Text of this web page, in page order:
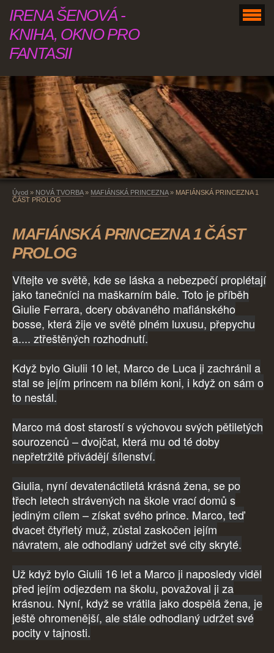
IRENA ŠENOVÁ -
KNIHA, OKNO PRO
FANTASII
Úvod » NOVÁ TVORBA» MAFIÁNSKÁ PRINCEZNA» MAFIÁNSKÁ PRINCEZNA 1
ČÁST PROLOG
MAFIÁNSKÁ PRINCEZNA 1 ČÁST
PROLOG
Vítejte ve světě, kde se láska a nebezpečí proplétají
jako tanečníci na maškarním bále. Toto je příběh
Giulie Ferrara, dcery obávaného mafiánského
bosse, která žije ve světě plném luxusu, přepychu
a.... ztřeštěných rozhodnutí.
Když bylo Giulii 10 let, Marco de Luca ji zachránil a
stal se jejím princem na bílém koni, i když on sám o
to nestál.
Marco má dost starostí s výchovou svých pětiletých
sourozenců – dvojčat, která mu od té doby
nepřetržitě přivádějí šílenství.
Giulia, nyní devatenáctiletá krásná žena, se po
třech letech strávených na škole vrací domů s
jediným cílem – získat svého prince. Marco, teď
dvacet čtyřletý muž, zůstal zaskočen jejím
návratem, ale odhodlaný udržet své city skryté.
Už když bylo Giulii 16 let a Marco ji naposledy viděl
před jejím odjezdem na školu, považoval ji za
krásnou. Nyní, když se vrátila jako dospělá žena, je
ještě ohromenější, ale stále odhodlaný udržet své
pocity v tajnosti.